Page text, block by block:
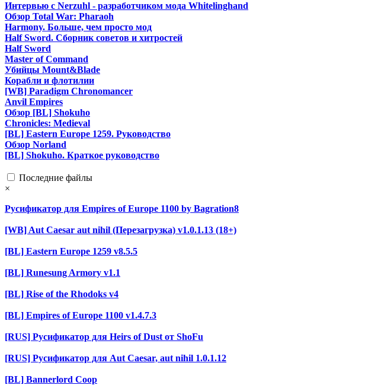
Интервью с Nerzuhl - разработчиком мода Whitelinghand
Обзор Total War: Pharaoh
Harmony. Больше, чем просто мод
Half Sword. Сборник советов и хитростей
Half Sword
Master of Command
Убийцы Mount&Blade
Корабли и флотилии
[WB] Paradigm Chronomancer
Anvil Empires
Обзор [BL] Shokuho
Chronicles: Medieval
[BL] Eastern Europe 1259. Руководство
Обзор Norland
[BL] Shokuho. Краткое руководство
Последние файлы
×
Русификатор для Empires of Europe 1100 by Bagration8
[WB] Aut Caesar aut nihil (Перезагрузка) v1.0.1.13 (18+)
[BL] Eastern Europe 1259 v8.5.5
[BL] Runesung Armory v1.1
[BL] Rise of the Rhodoks v4
[BL] Empires of Europe 1100 v1.4.7.3
[RUS] Русификатор для Heirs of Dust от ShoFu
[RUS] Русификатор для Aut Caesar, aut nihil 1.0.1.12
[BL] Bannerlord Coop